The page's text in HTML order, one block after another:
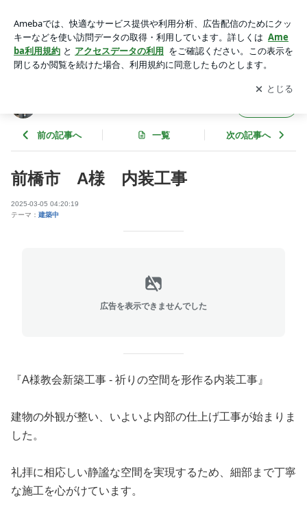
アプリをダウンロードして ブログの更新通知
を受け取りまし
ょう。
開く
前の記事へ 一覧 次の記事へ
前橋市 A様 内装工事
2025-03-05 04:20:19
テーマ： 建築中
広告を表示できませんでした
『A様教会新築工事 - 祈りの空間を形作る内装工事』
建物の外観が整い、いよいよ内部の仕上げ工事が始まりま
した。
礼拝に相応しい静謐な空間を実現するため、細部まで丁寧
な施工を心がけています。